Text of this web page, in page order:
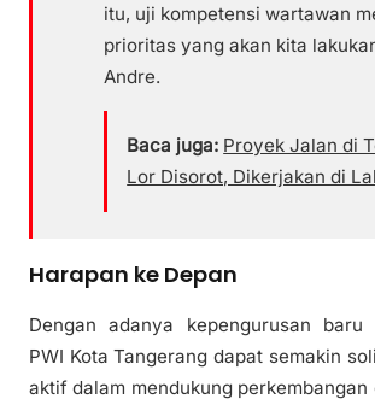
itu, uji kompetensi wartawan
prioritas yang akan kita
Andre.
Baca juga: Proyek Jalan di
Lor Disorot, Dikerjakan di
Harapan ke Depan
Dengan adanya kepengurusan baru
PWI Kota Tangerang dapat semakin
aktif dalam mendukung